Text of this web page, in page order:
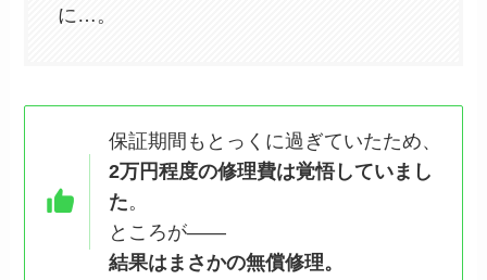
に…。
保証期間もとっくに過ぎていたため、
2万円程度の修理費は覚悟していまし
た。
ところが――
結果はまさかの無償修理。